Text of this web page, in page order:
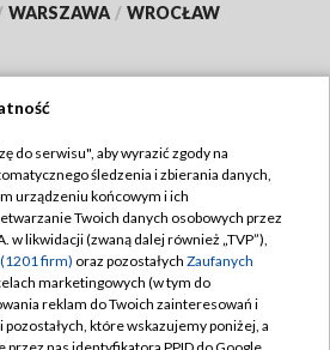
WARSZAWA / WROCŁAW
TVP
Cyfrowa
Regulamin TVP
prywatności
Moje zgody
Pomoc
do serwisu", aby wyrazić zgody na
śledzenia i zbierania danych,
urządzeniu końcowym i ich
Twoich danych osobowych przez
w likwidacji (zwaną dalej również „TVP”),
firm) oraz pozostałych Zaufanych
marketingowych (w tym do
reklam do Twoich zainteresowań i
które wskazujemy poniżej, a